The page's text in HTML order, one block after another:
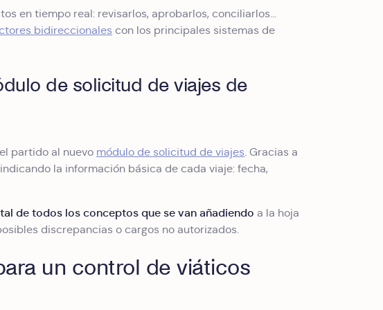
en tiempo real: revisarlos, aprobarlos, conciliarlos…
bidireccionales con los principales sistemas de
de solicitud de viajes de
partido al nuevo módulo de solicitud de viajes. Gracias a
la información básica de cada viaje: fecha,
de todos los conceptos que se van añadiendo a la hoja
discrepancias o cargos no autorizados.
un control de viáticos